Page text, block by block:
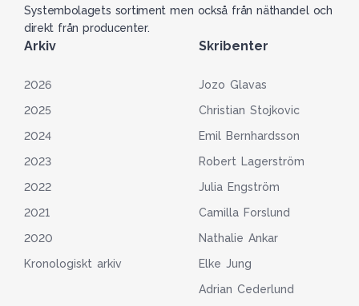
Systembolagets sortiment men också från näthandel och
direkt från producenter.
Arkiv
2026
2025
2024
2023
2022
2021
2020
Kronologiskt arkiv
Skribenter
Jozo Glavas
Christian Stojkovic
Emil Bernhardsson
Robert Lagerström
Julia Engström
Camilla Forslund
Nathalie Ankar
Elke Jung
Adrian Cederlund